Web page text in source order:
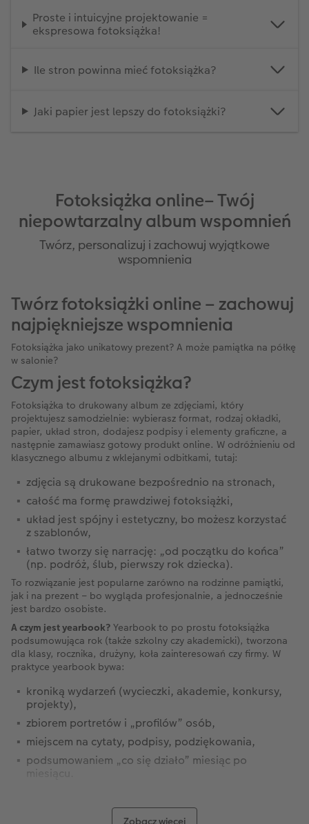
Proste i intuicyjne projektowanie =
ekspresowa fotoksiążka!
Ile stron powinna mieć fotoksiążka?
Jaki papier jest lepszy do fotoksiążki?
Fotoksiążka online– Twój
niepowtarzalny album wspomnień
Twórz, personalizuj i zachowuj wyjątkowe
wspomnienia
Twórz fotoksiążki online – zachowuj
najpiękniejsze wspomnienia
Fotoksiążka jako unikatowy prezent? A może pamiątka na półkę
w salonie?
Czym jest fotoksiążka?
Fotoksiążka to drukowany album ze zdjęciami, który
projektujesz samodzielnie: wybierasz format, rodzaj okładki,
papier, układ stron, dodajesz podpisy i elementy graficzne, a
następnie zamawiasz gotowy produkt online. W odróżnieniu od
klasycznego albumu z wklejanymi odbitkami, tutaj:
zdjęcia są drukowane bezpośrednio na stronach,
całość ma formę prawdziwej fotoksiążki,
układ jest spójny i estetyczny, bo możesz korzystać
z szablonów,
łatwo tworzy się narrację: „od początku do końca”
(np. podróż, ślub, pierwszy rok dziecka).
To rozwiązanie jest popularne zarówno na rodzinne pamiątki,
jak i na prezent – bo wygląda profesjonalnie, a jednocześnie
jest bardzo osobiste.
A czym jest yearbook? Yearbook to po prostu fotoksiążka
podsumowująca rok (także szkolny czy akademicki), tworzona
dla klasy, rocznika, drużyny, koła zainteresowań czy firmy. W
praktyce yearbook bywa:
kroniką wydarzeń (wycieczki, akademie, konkursy,
projekty),
zbiorem portretów i „profilów” osób,
miejscem na cytaty, podpisy, podziękowania,
podsumowaniem „co się działo” miesiąc po
miesiącu.
fotoksiążkę: dodajesz zdjęcia, tytuły działów (np. „Wrzesień”,
„Najlepsze wspomnienia”, „Nauczyciele”), a na końcu możesz
Zobacz więcej